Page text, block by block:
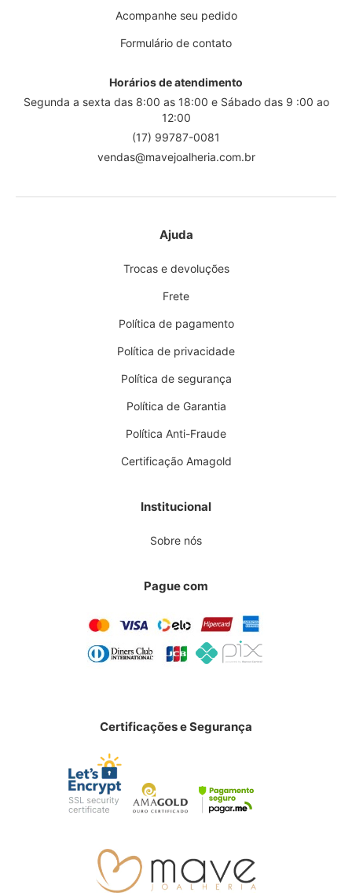
Acompanhe seu pedido
Formulário de contato
Horários de atendimento
Segunda a sexta das 8:00 as 18:00 e Sábado das 9 :00 ao
12:00
(17) 99787-0081
vendas@mavejoalheria.com.br
Ajuda
Trocas e devoluções
Frete
Política de pagamento
Política de privacidade
Política de segurança
Política de Garantia
Política Anti-Fraude
Certificação Amagold
Institucional
Sobre nós
Pague com
Certificações e Segurança